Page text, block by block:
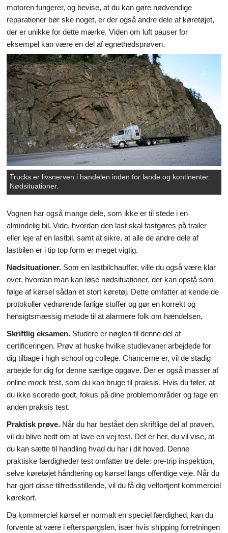
motoren fungerer, og bevise, at du kan gøre nødvendige
reparationer bør ske noget, er der også andre dele af køretøjet,
der er unikke for dette mærke. Viden om luft pauser for
eksempel kan være en del af egnethedsprøven.
Trucks er livsnerven i handelen inden for lande og kontinenter.
Nødsituationer.
Vognen har også mange dele, som ikke er til stede i en
almindelig bil. Vide, hvordan den last skal fastgøres på trailer
eller leje af en lastbil, samt at sikre, at alle de andre dele af
lastbilen er i tip top form er meget vigtig.
Nødsituationer. Som en lastbilchauffør, ville du også være klar
over, hvordan man kan løse nødsituationer, der kan opstå som
følge af kørsel sådan et stort køretøj. Dette omfatter at kende de
protokoller vedrørende farlige stoffer og gør en korrekt og
hensigtsmæssig metode til at alarmere folk om hændelsen.
Skriftlig eksamen. Studere er nøglen til denne del af
certificeringen. Prøv at huske hvilke studievaner arbejdede for
dig tilbage i high school og college. Chancerne er, vil de stadig
arbejde for dig for denne særlige opgave. Der er også masser af
online mock test, som du kan bruge til praksis. Hvis du føler, at
du ikke scorede godt, fokus på dine problemområder og tage en
anden praksis test.
Praktisk prøve. Når du har bestået den skriftlige del af prøven,
vil du blive bedt om at lave en vej test. Det er her, du vil vise, at
du kan sætte til handling hvad du har i dit hoved. Denne
praktiske færdigheder test omfatter tre dele: pre-trip inspektion,
selve køretøjet håndtering og kørsel langs offentlige veje. Når du
har gjort disse tilfredsstillende, vil du få dig velfortjent kommerciel
kørekort.
Da kommerciel kørsel er normalt en speciel færdighed, kan du
forvente at være i efterspørgslen, især hvis shipping forretningen